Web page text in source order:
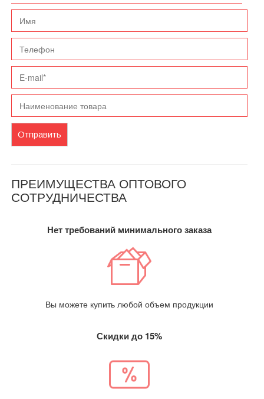
Отправить
ПРЕИМУЩЕСТВА ОПТОВОГО
СОТРУДНИЧЕСТВА
Нет требований минимального заказа
Вы можете купить любой объем продукции
Скидки до 15%